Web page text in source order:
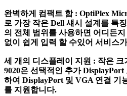
완벽하게 컴팩트 함 : OptiPlex
로 가장 작은 Dell 섀시 설계를 특
의 전체 범위를 사용하면 어디든
없이 쉽게 입력 할 수있어 서비스
세 개의 디스플레이 지원 : 작은 크
9020은 선택적인 추가
하여 DisplayPort 및 VGA 연결 기
를 지원합니다.